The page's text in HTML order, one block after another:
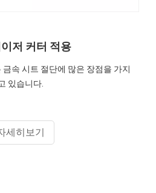
저 커터 적용
속 시트 절단에 많은 장점을 가지
있습니다.
세히보기